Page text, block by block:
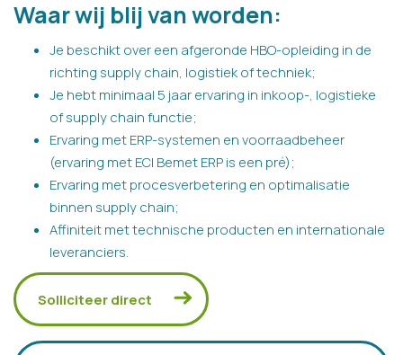
Waar wij blij van worden:
Je beschikt over een afgeronde HBO-opleiding in de
richting supply chain, logistiek of techniek;
Je hebt minimaal 5 jaar ervaring in inkoop-, logistieke
of supply chain functie;
Ervaring met ERP-systemen en voorraadbeheer
(ervaring met ECI Bemet ERP is een pré);
Ervaring met procesverbetering en optimalisatie
binnen supply chain;
Affiniteit met technische producten en internationale
leveranciers.
Solliciteer direct